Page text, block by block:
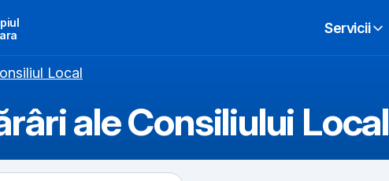
Servicii
Local
ale Consiliului Local